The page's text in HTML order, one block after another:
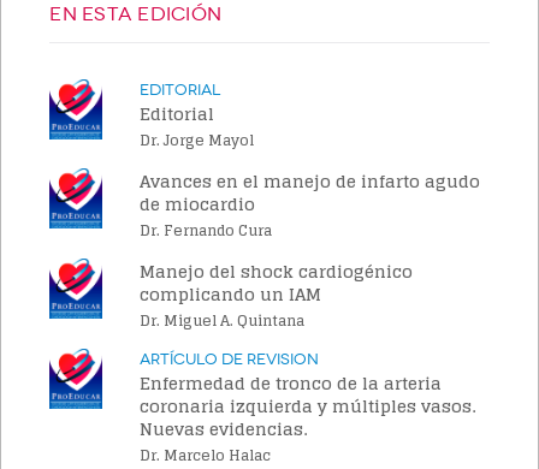
EN ESTA EDICIÓN
Editorial
Editorial
Dr. Jorge Mayol
Avances en el manejo de infarto agudo
de miocardio
Dr. Fernando Cura
Manejo del shock cardiogénico
complicando un IAM
Dr. Miguel A. Quintana
Artículo de Revision
Enfermedad de tronco de la arteria
coronaria izquierda y múltiples vasos.
Nuevas evidencias.
Dr. Marcelo Halac